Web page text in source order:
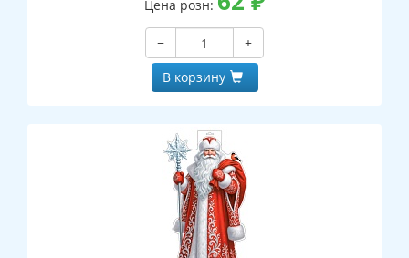
Цена розн:
−
+
В корзину